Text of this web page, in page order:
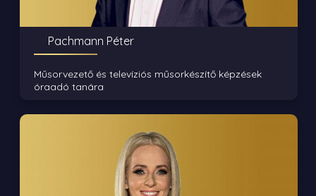
Pachmann Péter
Műsorvezető és televíziós műsorkészítő képzések
óraadó tanára